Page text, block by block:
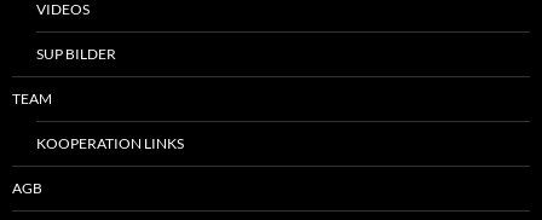
VIDEOS
SUP BILDER
TEAM
KOOPERATION LINKS
AGB